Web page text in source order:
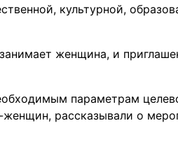
культурной,
женщина, и
параметрам
рассказывали о